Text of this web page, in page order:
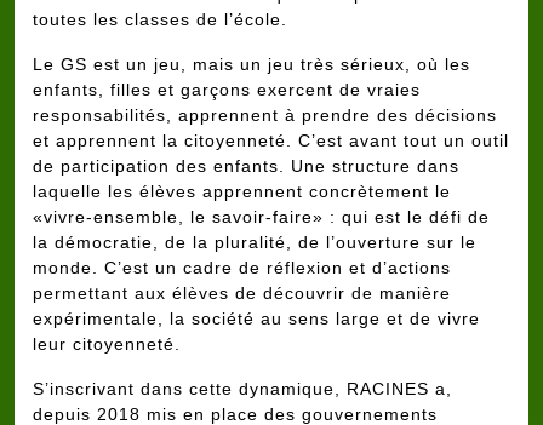
toutes les classes de l’école.
Le GS est un jeu, mais un jeu très sérieux, où les
enfants, filles et garçons exercent de vraies
responsabilités, apprennent à prendre des décisions
et apprennent la citoyenneté. C’est avant tout un outil
de participation des enfants. Une structure dans
laquelle les élèves apprennent concrètement le
«vivre‐ensemble, le savoir-faire» : qui est le défi de
la démocratie, de la pluralité, de l’ouverture sur le
monde. C’est un cadre de réflexion et d’actions
permettant aux élèves de découvrir de manière
expérimentale, la société au sens large et de vivre
leur citoyenneté.
S’inscrivant dans cette dynamique, RACINES a,
depuis 2018 mis en place des gouvernements